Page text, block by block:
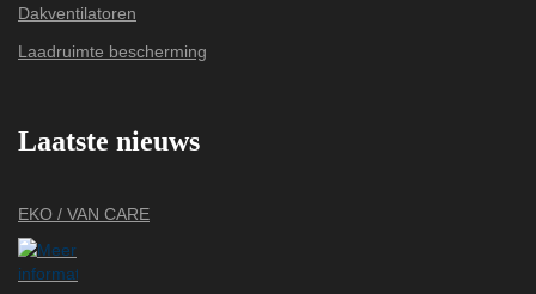
Dakventilatoren
Laadruimte bescherming
Laatste nieuws
EKO / VAN CARE